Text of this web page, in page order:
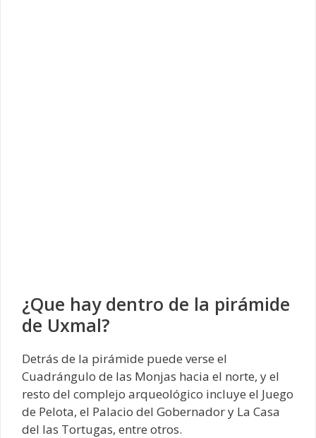
¿Que hay dentro de la pirámide
de Uxmal?
Detrás de la pirámide puede verse el
Cuadrángulo de las Monjas hacia el norte, y el
resto del complejo arqueológico incluye el Juego
de Pelota, el Palacio del Gobernador y La Casa
del las Tortugas, entre otros.